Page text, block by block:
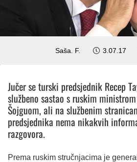
Saša. F. 3.07.17
Jučer se turski predsjednik Recep
službeno sastao s ruskim
Šojguom, ali na službenim
predsjednika nema nikakvih
razgovora.
Prema ruskim stručnjacima je general